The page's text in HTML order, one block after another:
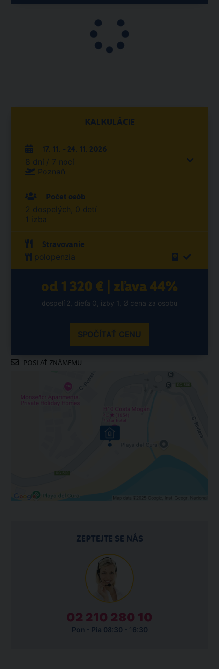
KALKULÁCIE
17. 11. - 24. 11. 2026
8 dní / 7 nocí
Poznaň
Počet osôb
2 dospelých, 0 detí
1 izba
Stravovanie
polopenzia
od 1 320 € | zľava 44%
dospelí 2, dieťa 0, izby 1, Ø cena za osobu
SPOČÍTAŤ CENU
POSLAŤ ZNÁMEMU
ZEPTEJTE SE NÁS
02 210 280 10
Pon - Pia 08:30 - 16:30